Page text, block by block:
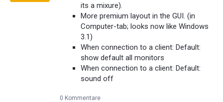
its a mixure).
More premium layout in the GUI. (in
Computer-tab; looks now like Windows
3.1)
When connection to a client: Default:
show default all monitors
When connection to a client: Default:
sound off
0 Kommentare